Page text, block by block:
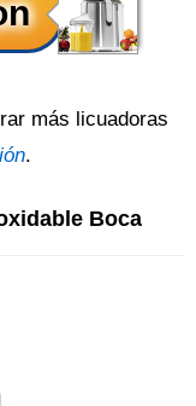
más licuadoras
.
Boca